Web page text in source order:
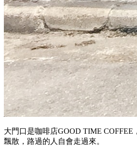
大門口是咖啡店GOOD TIME
飄散，路過的人自會走過來。